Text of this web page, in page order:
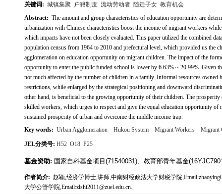
关键词: 城镇集聚 户籍制度 流动劳动者 随迁子女 教育机会
Abstract: The amount and group characteristics of education opportunity are
urbanization with Chinese characteristics boost the income of migrant workers
which impacts have not been closely evaluated. This paper utilized the combined
population census from 1964 to 2010 and prefectural level, which provided us the
agglomeration on education opportunity on migrant children. The impact of the
opportunity to enter the public funded school is lower by 6.63% ~ 20.99%. Given
not much affected by the number of children in a family. Informal resources owned
restrictions, while enlarged by the strategical positioning and downward
other hand, is beneficial to the growing opportunity of their children. The
skilled workers, which urges to respect and give the equal education opportunity of
sustained prosperity of urban and overcome the middle income trap.
Key words: Urban Agglomeration Hukou System Migrant Workers Migrant
JEL分类号: H52 O18 P25
基金资助: 国家自科基金项目(71540031)、教育部青年基金
作者简介: 赵颖,经济学博士,讲师,中南财经政法大学财税学院
大学公管学院,Email:zlshi2011@zuel.edu.cn.